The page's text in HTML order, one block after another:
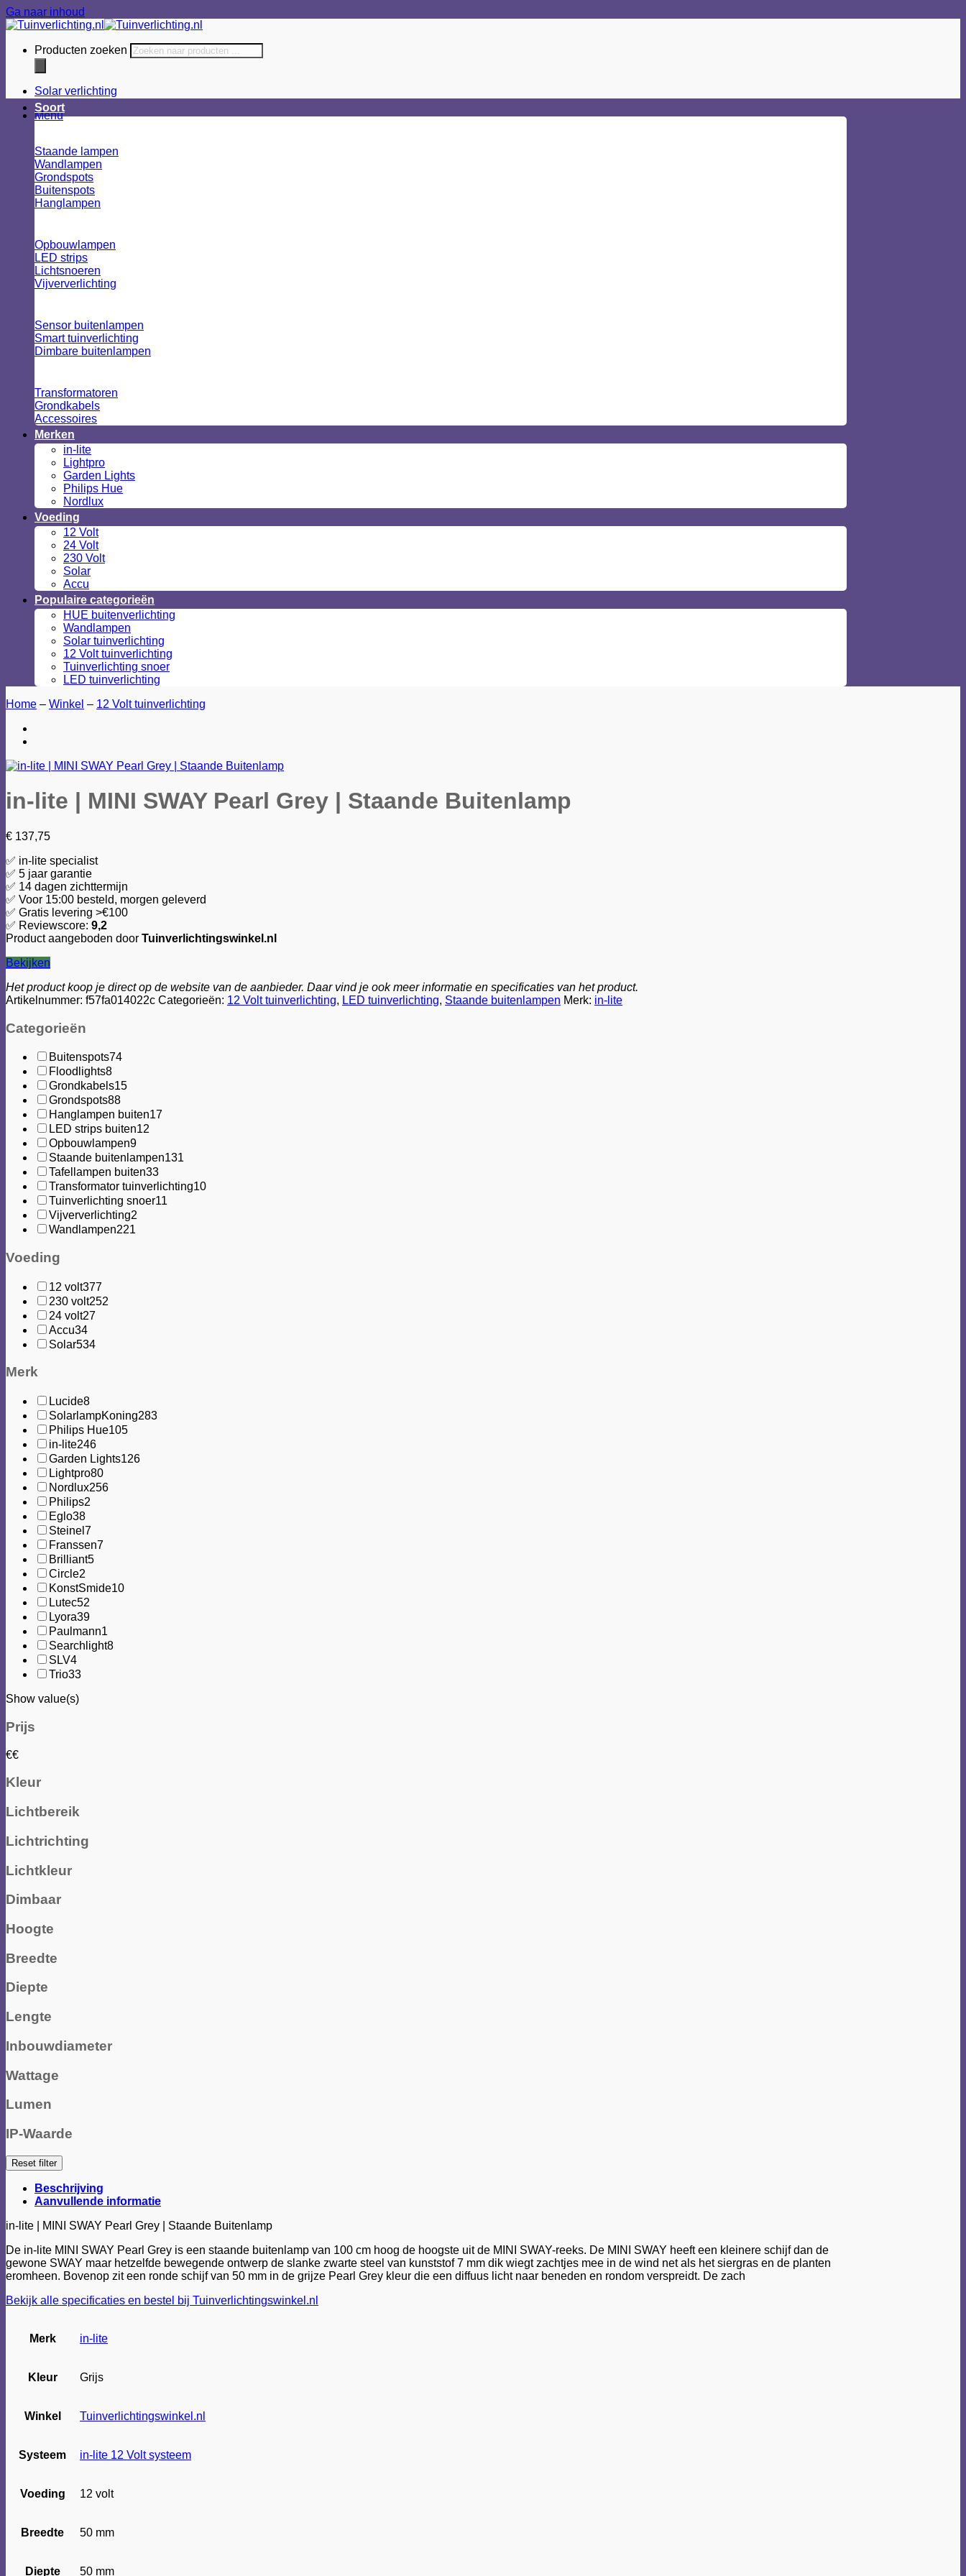
Ga naar inhoud
Producten zoeken
Solar verlichting
Menu
Soort
Staande lampen
Wandlampen
Grondspots
Buitenspots
Hanglampen
Opbouwlampen
LED strips
Lichtsnoeren
Vijververlichting
Sensor buitenlampen
Smart tuinverlichting
Dimbare buitenlampen
Transformatoren
Grondkabels
Accessoires
Merken
in-lite
Lightpro
Garden Lights
Philips Hue
Nordlux
Voeding
12 Volt
24 Volt
230 Volt
Solar
Accu
Populaire categorieën
HUE buitenverlichting
Wandlampen
Solar tuinverlichting
12 Volt tuinverlichting
Tuinverlichting snoer
LED tuinverlichting
Home – Winkel – 12 Volt tuinverlichting
in-lite | MINI SWAY Pearl Grey | Staande Buitenlamp
€ 137,75
✅ in-lite specialist
✅ 5 jaar garantie
✅ 14 dagen zichttermijn
✅ Voor 15:00 besteld, morgen geleverd
✅ Gratis levering >€100
✅ Reviewscore: 9,2
Product aangeboden door Tuinverlichtingswinkel.nl
Bekijken
Het product koop je direct op de website van de aanbieder. Daar vind je ook meer informatie en specificaties van het product.
Artikelnummer: f57fa014022c Categorieën: 12 Volt tuinverlichting, LED tuinverlichting, Staande buitenlampen Merk: in-lite
Categorieën
Buitenspots74
Floodlights8
Grondkabels15
Grondspots88
Hanglampen buiten17
LED strips buiten12
Opbouwlampen9
Staande buitenlampen131
Tafellampen buiten33
Transformator tuinverlichting10
Tuinverlichting snoer11
Vijververlichting2
Wandlampen221
Voeding
12 volt377
230 volt252
24 volt27
Accu34
Solar534
Merk
Lucide8
SolarlampKoning283
Philips Hue105
in-lite246
Garden Lights126
Lightpro80
Nordlux256
Philips2
Eglo38
Steinel 7
Franssen7
Brilliant5
Circle2
KonstSmide10
Lutec52
Lyora39
Paulmann1
Searchlight8
SLV4
Trio33
Show value(s)
Prijs
€€
Kleur
Lichtbereik
Lichtrichting
Lichtkleur
Dimbaar
Hoogte
Breedte
Diepte
Lengte
Inbouwdiameter
Wattage
Lumen
IP-Waarde
Reset filter
Beschrijving
Aanvullende informatie
in-lite | MINI SWAY Pearl Grey | Staande Buitenlamp
De in-lite MINI SWAY Pearl Grey is een staande buitenlamp van 100 cm hoog de hoogste uit de MINI SWAY-reeks. De MINI SWAY heeft een kleinere schijf dan de
gewone SWAY maar hetzelfde bewegende ontwerp de slanke zwarte steel van kunststof 7 mm dik wiegt zachtjes mee in de wind net als het siergras en de planten
eromheen. Bovenop zit een ronde schijf van 50 mm in de grijze Pearl Grey kleur die een diffuus licht naar beneden en rondom verspreidt. De zach
Bekijk alle specificaties en bestel bij Tuinverlichtingswinkel.nl
Merk in-lite
Kleur Grijs
Winkel Tuinverlichtingswinkel.nl
Systeem in-lite 12 Volt systeem
Voeding 12 volt
Breedte 50 mm
Diepte 50 mm